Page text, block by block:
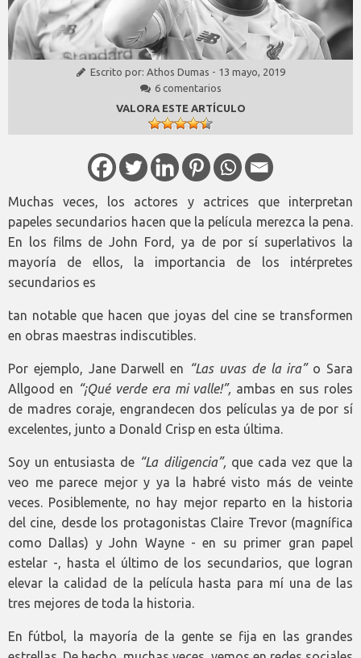
Escrito por: Athos Dumas - 13 mayo, 2019
6 comentarios
VALORA ESTE ARTÍCULO
Muchas veces, los actores y actrices que interpretan
papeles secundarios hacen que la película merezca la pena.
En los films de John Ford, ya de por sí superlativos la
mayoría de ellos, la importancia de los intérpretes
secundarios es
tan notable que hacen que joyas del cine se transformen
en obras maestras indiscutibles.
Por ejemplo, Jane Darwell en “Las uvas de la ira”o Sara
Allgood en “¡Qué verde era mi valle!”, ambas en sus roles
de madres coraje, engrandecen dos películas ya de por sí
excelentes, junto a Donald Crisp en esta última.
Soy un entusiasta de “La diligencia”, que cada vez que la
veo me parece mejor y ya la habré visto más de veinte
veces. Posiblemente, no hay mejor reparto en la historia
del cine, desde los protagonistas Claire Trevor (magnífica
como Dallas) y John Wayne - en su primer gran papel
estelar -, hasta el último de los secundarios, que logran
elevar la calidad de la película hasta para mí una de las
tres mejores de toda la historia.
En fútbol, la mayoría de la gente se fija en las grandes